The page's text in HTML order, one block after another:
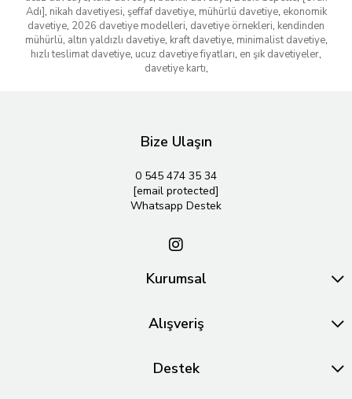
Adı], nikah davetiyesi, şeffaf davetiye, mühürlü davetiye, ekonomik
davetiye, 2026 davetiye modelleri, davetiye örnekleri, kendinden
mühürlü, altın yaldızlı davetiye, kraft davetiye, minimalist davetiye,
hızlı teslimat davetiye, ucuz davetiye fiyatları, en şık davetiyeler,
davetiye kartı,
Bize Ulaşın
0 545 474 35 34
[email protected]
Whatsapp Destek
Kurumsal
Alışveriş
Destek